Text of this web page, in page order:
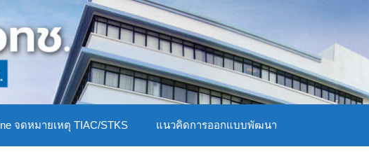
จดหมายเหตุ TIAC/STKS แนวคิดการออกแบบพัฒนา